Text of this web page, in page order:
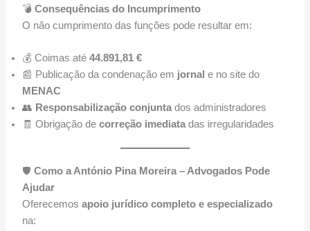
💣 Consequências do Incumprimento
O não cumprimento das funções pode resultar em:
💰 Coimas até 44.891,81 €
📰 Publicação da condenação em jornal e no site do
MENAC
👥 Responsabilização conjuntados administradores
🧾 Obrigação de correção imediatadas irregularidades
🛡️ Como a António Pina Moreira – Advogados Pode
Ajudar
Oferecemos apoio jurídico completo e especializado
na: